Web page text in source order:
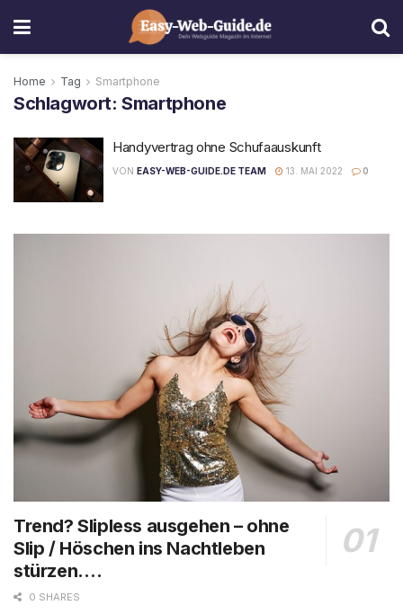
Home Tag Smartphone
Schlagwort:Smartphone
Handyvertrag ohne Schufaauskunft
VON EASY-WEB-GUIDE.DE TEAM 13. MAI 2022 0
Trend? Slipless ausgehen – ohne
Slip / Höschen ins Nachtleben
stürzen….
0 SHARES